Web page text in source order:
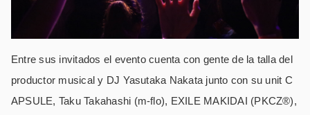
Entre sus invitados el evento cuenta con gente de la talla del
productor musical y DJ Yasutaka Nakata junto con su unit C
APSULE, Taku Takahashi (m-flo), EXILE MAKIDAI (PKCZ®),